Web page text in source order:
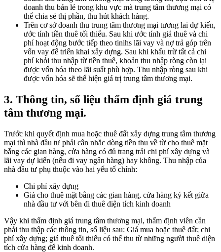
doanh thu bán lẻ trong khu vực mà trung tâm thương mại có
thể chia sẻ thị phần, thu hút khách hàng.
Trên cơ sở doanh thu trung tâm thương mại tương lai dự kiến,
ước tính tiền thuê tối thiểu. Sau khi ước tính giá thuê và chi
phí hoạt động bước tiếp theo tinihs lãi vay và nợ trả góp trên
vốn vay để triển khai xây dựng. Sau khi khấu trừ tất cả chi
phí khỏi thu nhập từ tiền thuê, khoản thu nhập ròng còn lại
được vốn hóa theo lãi suất phù hợp. Thu nhập ròng sau khi
được vốn hóa sẽ thể hiện giá trị trung tâm thương mại.
3. Thông tin, số liệu thẩm định giá trung
tâm thương mại.
Trước khi quyết định mua hoặc thuê đất xây dựng trung tâm thương
mại thì nhà đầu tư phải cân nhắc dòng tiền thu về từ cho thuê mặt
bằng các gian hàng, cửa hàng có đủ trang trải chi phí xây dựng và
lãi vay dự kiến (nếu đi vay ngân hàng) hay không. Thu nhập của
nhà đầu tư phụ thuộc vào hai yếu tố chính:
Chi phí xây dựng
Giá cho thuê mặt bằng các gian hàng, cửa hàng ký kết giữa
nhà đầu tư với bên đi thuê diện tích kinh doanh
Vậy khi thẩm định giá trung tâm thương mại, thẩm định viên cần
phải thu thập các thông tin, số liệu sau: Giá mua hoặc thuê đất; chi
phí xây dựng; giá thuê tối thiểu có thể thu từ những người thuê diện
tích cửa hàng để kinh doanh.